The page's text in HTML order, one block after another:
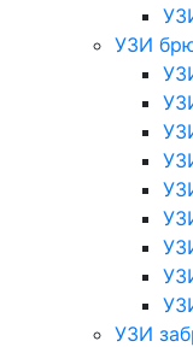
УЗИ
УЗИ